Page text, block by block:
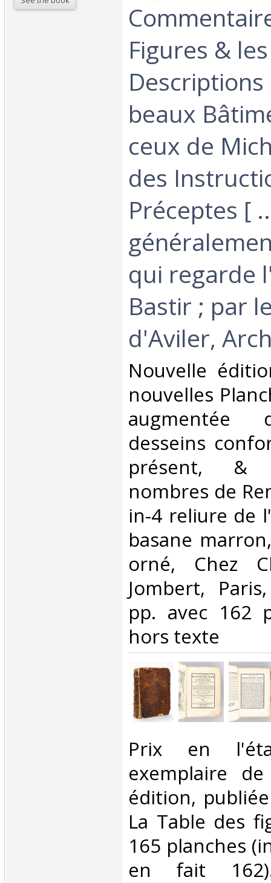
Figures & les
beaux
ceux de
des
Préceptes [
qui regarde
Bastir ; par
d'Aviler,
‎Nouvelle
nouvelles
augmentée
desseins
présent, &
nombres de
in-4 reliure de
basane
orné, Chez
Jombert,
pp. avec 162
hors texte‎
‎Prix en
exemplaire
édition,
La Table des
165 planches
en fait